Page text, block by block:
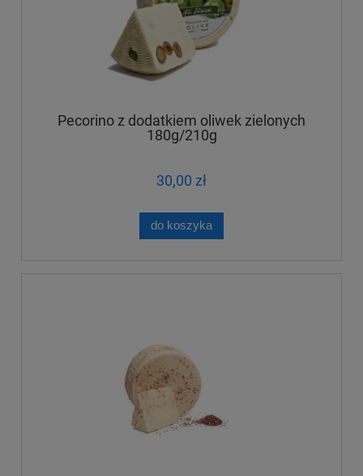
Pecorino z dodatkiem oliwek zielonych
180g/210g
30,00 zł
do koszyka